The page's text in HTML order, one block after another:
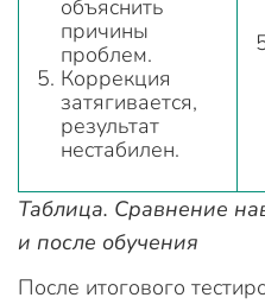
объяснить
причины
проблем.
Коррекция
затягивается,
результат
нестабилен.
Таблица. Сравнение
и после обучения
После итогового